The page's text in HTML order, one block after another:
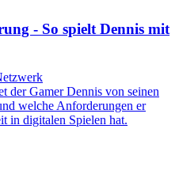
- So spielt Dennis mit
der Gamer Dennis von seinen
welche Anforderungen er
in digitalen Spielen hat.